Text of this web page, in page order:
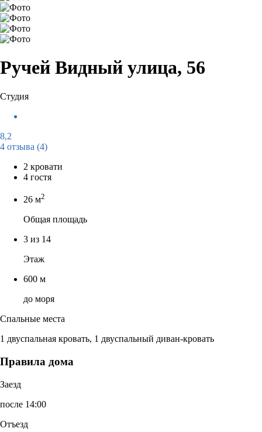
Ручей Видный улица, 56
Студия
8,2
4 отзыва (4)
2 кровати
4 гостя
26 м2
Общая площадь
3 из 14
Этаж
600 м
до моря
Спальные места
1 двуспальная кровать, 1 двуспальный диван-кровать
Правила дома
Заезд
после 14:00
Отъезд